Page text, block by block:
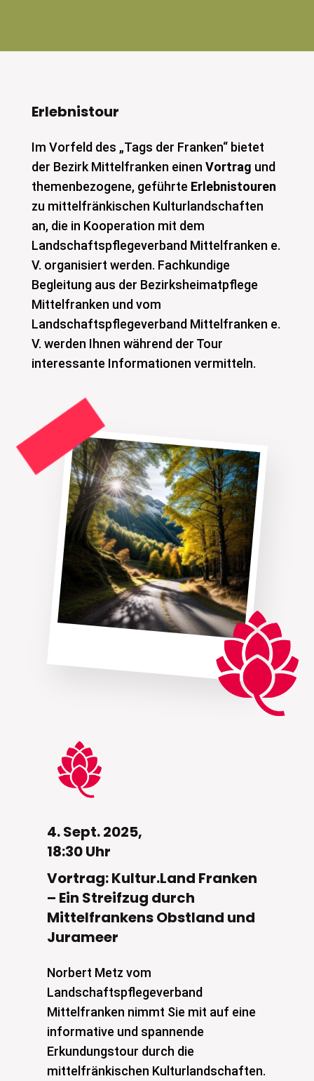
Erlebnistour
Im Vorfeld des „Tags der Franken“ bietet
der Bezirk Mittelfranken einen Vortrag und
themenbezogene, geführte Erlebnistouren
zu mittelfränkischen Kulturlandschaften
an, die in Kooperation mit dem
Landschaftspflegeverband Mittelfranken e.
V. organisiert werden. Fachkundige
Begleitung aus der Bezirksheimatpflege
Mittelfranken und vom
Landschaftspflegeverband Mittelfranken e.
V. werden Ihnen während der Tour
interessante Informationen vermitteln.
4. Sept. 2025,
18:30 Uhr
Vortrag: Kultur.Land Franken
– Ein Streifzug durch
Mittelfrankens Obstland und
Jurameer
Norbert Metz vom
Landschaftspflegeverband
Mittelfranken nimmt Sie mit auf eine
informative und spannende
Erkundungstour durch die
mittelfränkischen Kulturlandschaften.